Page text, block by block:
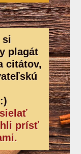
si
plagát
citátov,
prísť